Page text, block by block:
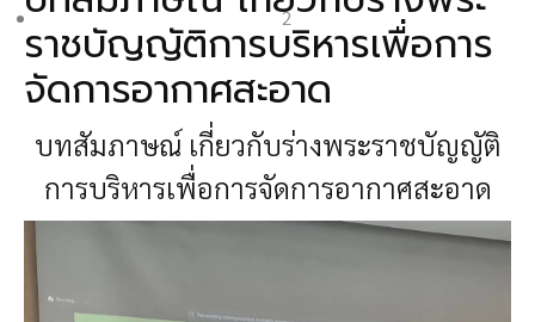
2
ราชบัญญัติการบริหารเพื่อการ
จัดการอากาศสะอาด
บทสัมภาษณ์ เกี่ยวกับร่างพระราชบัญญัติ
การบริหารเพื่อการจัดการอากาศสะอาด